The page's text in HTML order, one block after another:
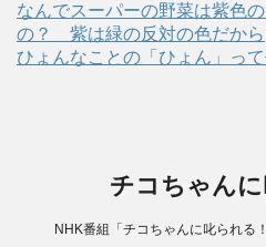
なんでスーパーの野菜は紫色
の？ 紫は緑の反対の色だから
ひょんなことの「ひょん」っ
チコちゃんに
NHK番組「チコちゃんに叱られる